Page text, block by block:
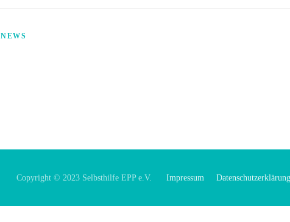
NEWS
Copyright © 2023 Selbsthilfe EPP e.V. Impressum Datenschutzerklärung